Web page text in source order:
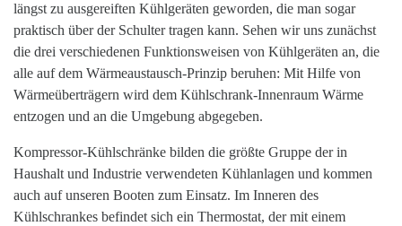
längst zu ausgereiften Kühlgeräten geworden, die man sogar
praktisch über der Schulter tragen kann. Sehen wir uns zunächst
die drei verschiedenen Funktionsweisen von Kühlgeräten an, die
alle auf dem Wärmeaustausch-Prinzip beruhen: Mit Hilfe von
Wärmeüberträgern wird dem Kühlschrank-Innenraum Wärme
entzogen und an die Umgebung abgegeben.
Kompressor-Kühlschränke bilden die größte Gruppe der in
Haushalt und Industrie verwendeten Kühlanlagen und kommen
auch auf unseren Booten zum Einsatz. Im Inneren des
Kühlschrankes befindet sich ein Thermostat, der mit einem